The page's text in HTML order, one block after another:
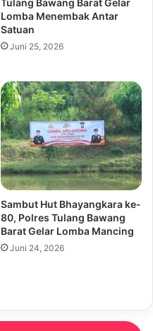
Tulang Bawang Barat Gelar
Lomba Menembak Antar
Satuan
Juni 25, 2026
Sambut Hut Bhayangkara ke-
80, Polres Tulang Bawang
Barat Gelar Lomba Mancing
Juni 24, 2026